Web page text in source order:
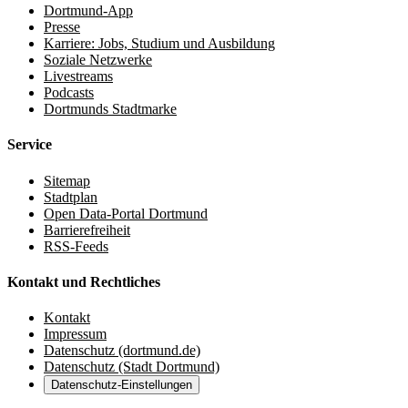
Dortmund-App
Presse
Karriere: Jobs, Studium und Ausbildung
Soziale Netzwerke
Livestreams
Podcasts
Dortmunds Stadtmarke
Service
Sitemap
Stadtplan
Open Data-Portal Dortmund
Barrierefreiheit
RSS-Feeds
Kontakt und Rechtliches
Kontakt
Impressum
Datenschutz (dortmund.de)
Datenschutz (Stadt Dortmund)
Datenschutz-Einstellungen